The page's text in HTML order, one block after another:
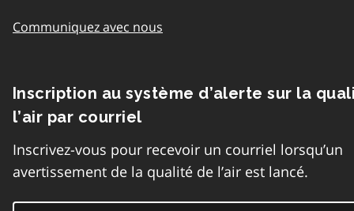
Communiquez avec nous
Inscription au système d’alerte sur la
l’air par courriel
Inscrivez-vous pour recevoir un courriel lorsqu’un
avertissement de la qualité de l’air est lancé.